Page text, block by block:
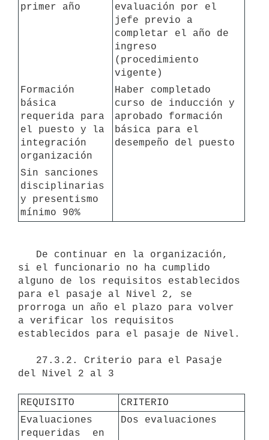
primer año
evaluación por el
jefe previo a
completar el año de
ingreso
(procedimiento
Formación
básica
requerida para
el puesto y la
integración
organización
Haber completado
curso de inducción y
aprobado formación
básica para el
desempeño del puesto
Sin sanciones
disciplinarias
y presentismo
mínimo 90%
si el funcionario no ha cumplido
alguno de los requisitos establecidos
para el pasaje al Nivel 2, se
prorroga un año el plazo para volver
a verificar los requisitos
establecidos para el pasaje de Nivel.
del Nivel 2 al 3
REQUISITO
CRITERIO
Evaluaciones
requeridas  en
Dos evaluaciones